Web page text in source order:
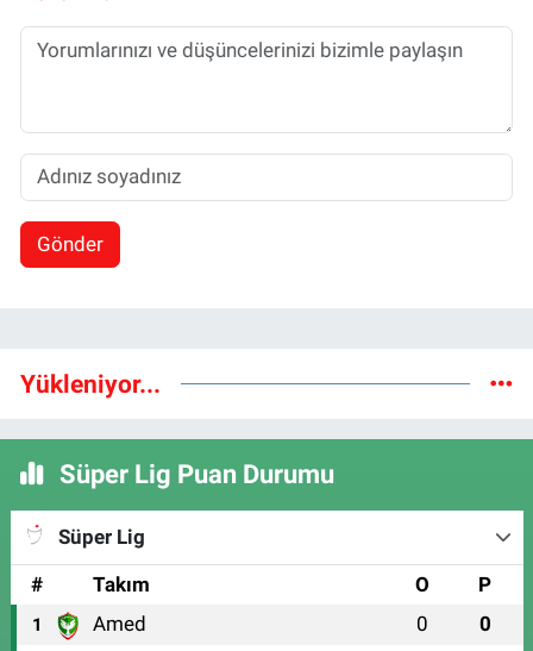
Gönder
Yükleniyor...
Süper Lig Puan Durumu
Süper Lig
#
Takım O P
1 Amed 0 0